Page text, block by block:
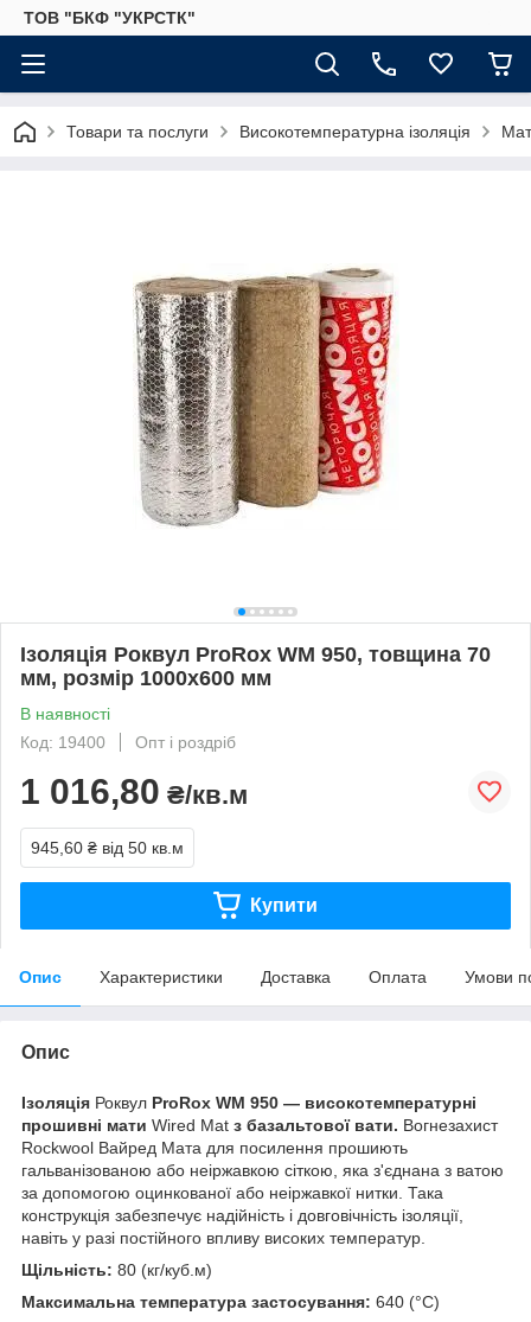
ТОВ "БКФ "УКРСТК"
Товари та послуги Високотемпературна ізоляція
Ізоляція Роквул ProRox WM 950, товщина 70
мм, розмір 1000х600 мм
В наявності
Код: 19400
Опт і роздріб
1 016,80 ₴/кв.м
945,60 ₴ від 50 кв.м
Купити
Опис Характеристики Доставка Оплата Умови
Опис
Ізоляція Роквул ProRox WM 950 — високотемпературні
прошивні мати Wired Mat з базальтової вати. Вогнезахист
Rockwool Вайред Мата для посилення прошиють
гальванізованою або неіржавкою сіткою, яка з'єднана з ватою
за допомогою оцинкованої або неіржавкої нитки. Така
конструкція забезпечує надійність і довговічність ізоляції,
навіть у разі постійного впливу високих температур.
Щільність: 80 (кг/куб.м)
Максимальна температура застосування: 640 (°C)